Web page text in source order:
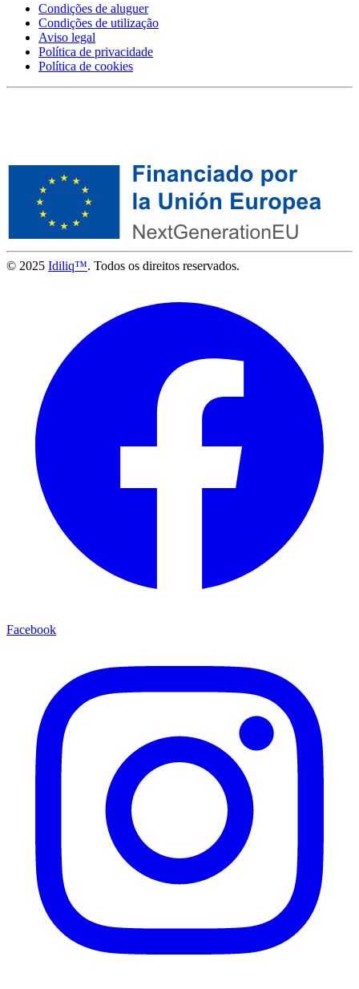
Condições de aluguer
Condições de utilização
Aviso legal
Política de privacidade
Política de cookies
© 2025 Idiliq™. Todos os direitos reservados.
Facebook